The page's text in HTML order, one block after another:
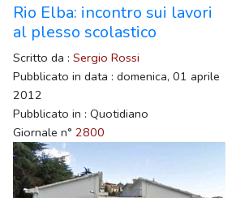
Rio Elba: incontro sui lavori
al plesso scolastico
Scritto da : Sergio Rossi
Pubblicato in data : domenica, 01 aprile
2012
Pubblicato in : Quotidiano
Giornale n° 2800